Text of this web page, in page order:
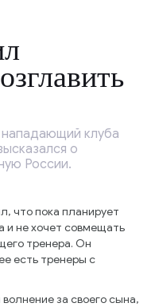
клуба
о
России.
что пока планирует
и не хочет совмещать
тренера. Он
есть тренеры с
за своего сына,